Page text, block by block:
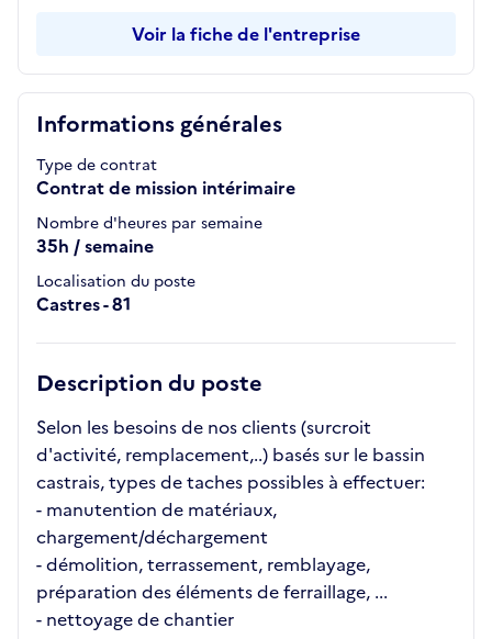
Informations générales
Type de contrat
Contrat de mission intérimaire
Nombre d'heures par semaine
35h / semaine
Localisation du poste
Castres - 81
Description du poste
Selon les besoins de nos clients (surcroit
d'activité, remplacement,..) basés sur le bassin
castrais, types de taches possibles à effectuer:
- manutention de matériaux,
chargement/déchargement
- démolition, terrassement, remblayage,
préparation des éléments de ferraillage, ...
- nettoyage de chantier
Voir la fiche de l'entreprise